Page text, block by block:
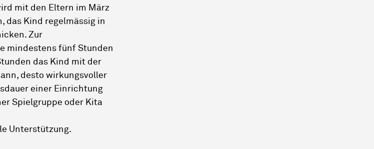
mit den Eltern im März
das Kind regelmässig in
Zur
mindestens fünf Stunden
das Kind mit der
desto wirkungsvoller
einer Einrichtung
Spielgruppe oder Kita
Unterstützung.